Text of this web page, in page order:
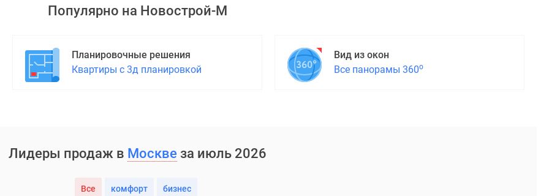
Популярно на Новострой-М
Планировочные решения
Квартиры с 3д планировкой
Вид из окон
Все панорамы 360о
Лидеры продаж в Москве за июль 2026
Все комфорт бизнес